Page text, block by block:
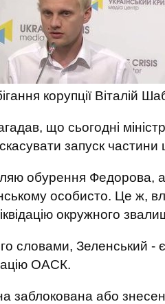
корупції Віталій
що сьогодні
запуск частини
обурення Федорова,
особисто. Це ж,
окружного
словами, Зеленський -
ОАСК.
заблокована або